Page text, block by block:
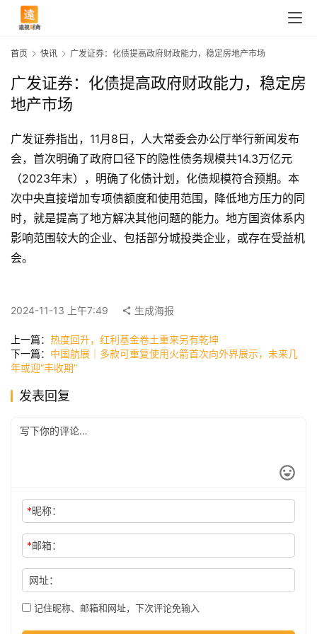
首
页
快
讯
公
司
科
首页 快讯 广发证券：化债提高政府财政能力，稳定房地产市场
广发证券：化债提高政府财政能力，稳定房
地产市场
广发证券指出，11月8日，人大常委会办公厅举行新闻发布
会，首次明确了政府口径下的隐性债务规模共14.3万亿元
（2023年末），明确了化债计划，化债规模符合预期。本
次中央直接增加专项债额度和使用范围，降低地方压力的同
时，就是提高了地方解决其他问题的能力。地方国资体系内
影响范围较大的企业、包括部分城投类企业，或存在受益机
会。
2024-11-13 上午7:49 生成海报
上一篇： 热度回升，红利基金卷土重来另有乾坤
下一篇： 中国航展｜多款可重复使用火箭首次向外界展示，未来几
年或迎“丰收期”
发表回复
*昵称：
*邮箱：
网址：
记住昵称、邮箱和网址，下次评论免输入